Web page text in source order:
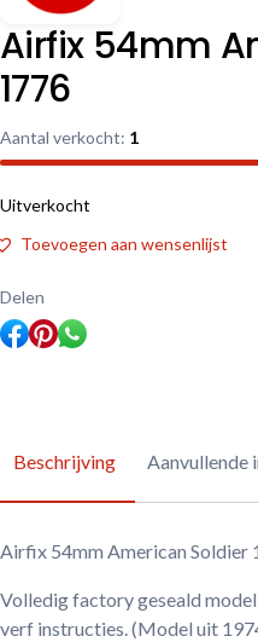
Airfix 54mm
1776
Aantal verkocht: 1
Uitverkocht
Toevoegen aan wensenlijst
Delen
Beschrijving Aanvullende
Airfix 54mm American Soldier
Volledig factory geseald
verf instructies. (Model uit